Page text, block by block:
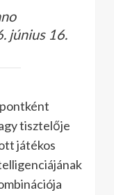
június 16.
tisztelője
játékos